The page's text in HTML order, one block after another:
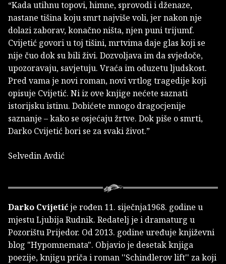
“Kada utihnu topovi, himne, sprovodi i dženaze,
nastane tišina koju smrt najviše voli, jer nakon nje
dolazi zaborav, konačno ništa, njen puni trijumf.
Cvijetić govori u toj tišini, mrtvima daje glas koji se
nije čuo dok su bili živi. Dozvoljava im da svjedoče,
upozoravaju, savjetuju. Vraća im oduzetu ljudskost.
Pred vama je novi roman, novi vrtlog tragedije koji
opisuje Cvijetić. Ni iz ove knjige nećete saznati
istorijsku istinu. Dobićete mnogo dragocjenije
saznanje – kako se osjećaju žrtve. Dok piše o smrti,
Darko Cvijetić bori se za svaki život.”
Selvedin Avdić
Darko Cvijetićje rođen 11. siječnja1968. godine u
mjestu Ljubija Rudnik. Redatelj je i dramaturg u
Pozorištu Prijedor. Od 2013. godine uređuje književni
blog "Hypomnemata". Objavio je desetak knjiga
poezije, knjigu priča i roman ''Schindlerov lift'' za koji